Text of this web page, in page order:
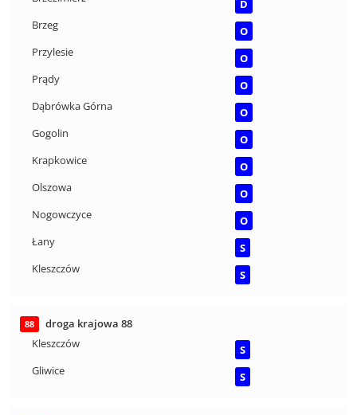
D
Brzeg
O
Przylesie
O
Prądy
O
Dąbrówka Górna
O
Gogolin
O
Krapkowice
O
Olszowa
O
Nogowczyce
O
Łany
S
Kleszczów
S
88
droga krajowa 88
Kleszczów
S
Gliwice
S